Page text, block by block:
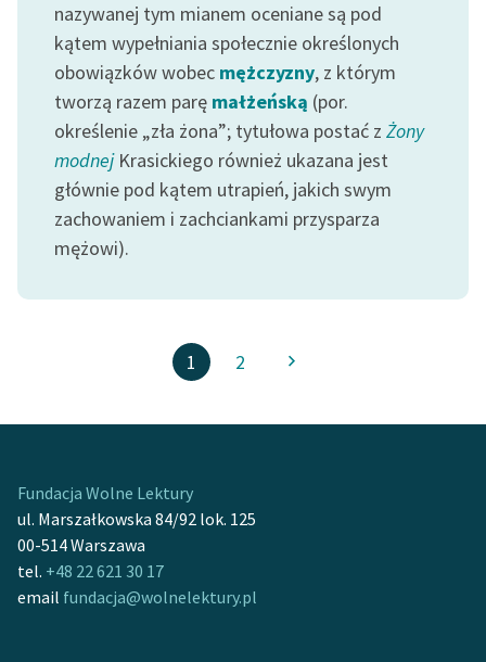
nazywanej tym mianem oceniane są pod
kątem wypełniania społecznie określonych
obowiązków wobec mężczyzny, z którym
tworzą razem parę małżeńską (por.
określenie „zła żona”; tytułowa postać z Żony
modnejKrasickiego również ukazana jest
głównie pod kątem utrapień, jakich swym
zachowaniem i zachciankami przysparza
mężowi).
1 2
Fundacja Wolne Lektury
ul. Marszałkowska 84/92 lok. 125
00-514 Warszawa
tel. +48 22 621 30 17
email fundacja@wolnelektury.pl